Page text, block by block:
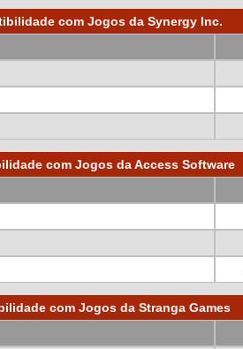
com Jogos da Synergy Inc.
com Jogos da Access Software
com Jogos da Stranga Games